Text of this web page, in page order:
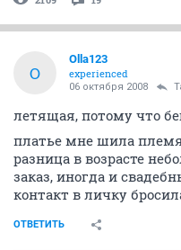
O
Olla123
experienced
06 октября 2008
летящая, потому что
платье мне шила
разница в возрасте
заказ, иногда и
контакт в личку
ОТВЕТИТЬ